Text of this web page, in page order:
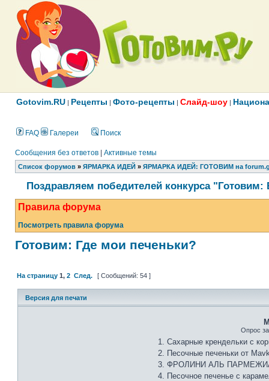
Gotovim.RU | Рецепты | Фото-рецепты | Слайд-шоу |
FAQ Галереи Поиск
Сообщения без ответов Активные темы
Список форумов » ЯРМАРКА ИДЕЙ » ЯРМАРКА ИДЕЙ: ГОТОВИМ на
Поздравляем победителей конкурса
Правила форума
Посмотреть правила форума
Готовим: Где мои печеньки?
На страницу 1, 2 След. [ Сообщений: 54 ]
Версия для печати
Опрос
1. Сахарные крендельки с
2. Песочные печеньки от
3. ФРОЛИНИ АЛЬ
4. Песочное печенье с